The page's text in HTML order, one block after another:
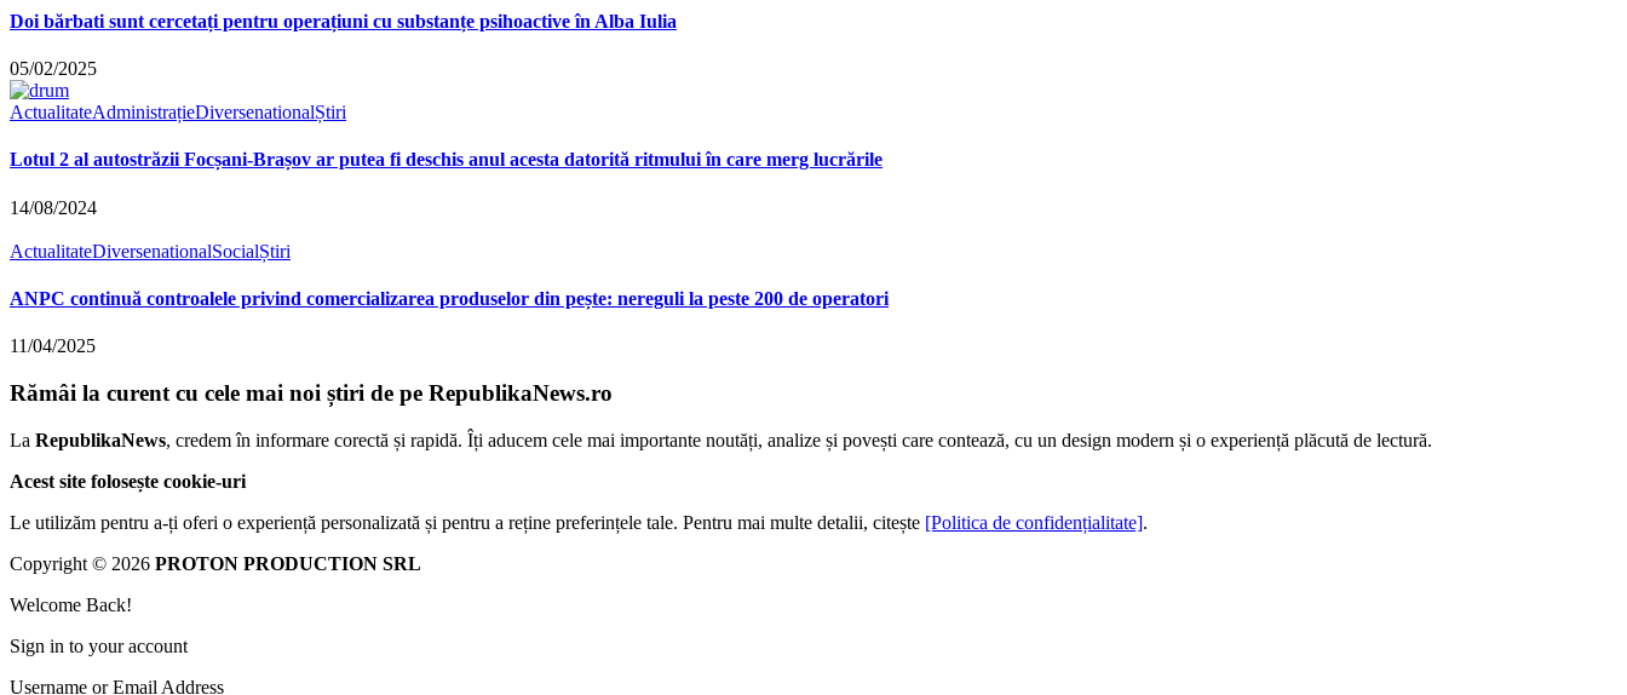
Doi bărbati sunt cercetați pentru operațiuni cu substanțe psihoactive în Alba Iulia
05/02/2025
ActualitateAdministrațieDiversenationalȘtiri
Lotul 2 al autostrăzii Focșani-Brașov ar putea fi deschis anul acesta datorită ritmului în care merg lucrările
14/08/2024
ActualitateDiversenationalSocialȘtiri
ANPC continuă controalele privind comercializarea produselor din pește: nereguli la peste 200 de operatori
11/04/2025
Rămâi la curent cu cele mai noi știri de pe RepublikaNews.ro
La RepublikaNews, credem în informare corectă și rapidă. Îți aducem cele mai importante noutăți, analize și povești care contează, cu un design modern și o experiență plăcută de lectură.
Acest site folosește cookie-uri
Le utilizăm pentru a-ți oferi o experiență personalizată și pentru a reține preferințele tale. Pentru mai multe detalii, citește [Politica de confidențialitate].
Copyright © 2026 PROTON PRODUCTION SRL
Welcome Back!
Sign in to your account
Username or Email Address